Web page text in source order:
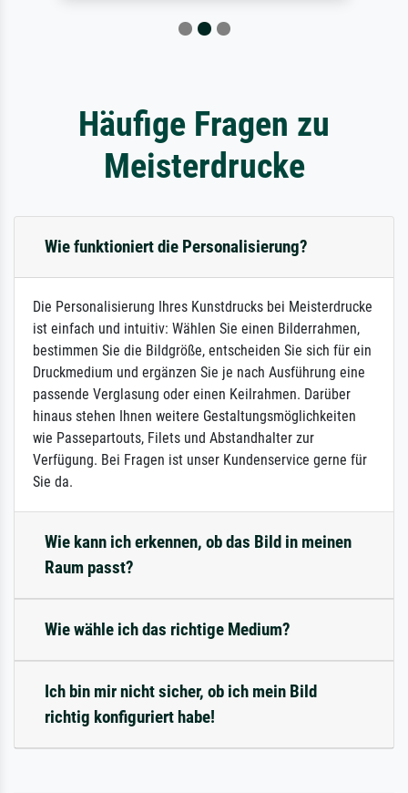
Häufige Fragen zu
Meisterdrucke
Wie funktioniert die Personalisierung?
Die Personalisierung Ihres Kunstdrucks bei Meisterdrucke
ist einfach und intuitiv: Wählen Sie einen Bilderrahmen,
bestimmen Sie die Bildgröße, entscheiden Sie sich für ein
Druckmedium und ergänzen Sie je nach Ausführung eine
passende Verglasung oder einen Keilrahmen. Darüber
hinaus stehen Ihnen weitere Gestaltungsmöglichkeiten
wie Passepartouts, Filets und Abstandhalter zur
Verfügung. Bei Fragen ist unser Kundenservice gerne für
Sie da.
Wie kann ich erkennen, ob das Bild in meinen
Raum passt?
Wie wähle ich das richtige Medium?
Ich bin mir nicht sicher, ob ich mein Bild
richtig konfiguriert habe!